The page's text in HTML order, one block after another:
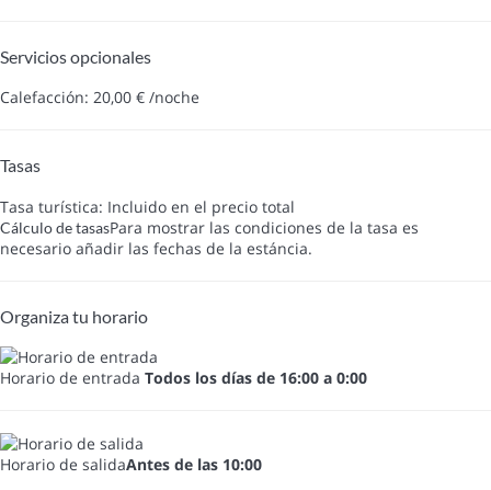
Servicios opcionales
Calefacción: 20,00 € /noche
Tasas
Tasa turística: Incluido en el precio total
Cálculo de tasasPara mostrar las condiciones de la tasa es
necesario añadir las fechas de la estáncia.
Organiza tu horario
Horario de entrada Todos los días de 16:00 a 0:00
Horario de salidaAntes de las 10:00